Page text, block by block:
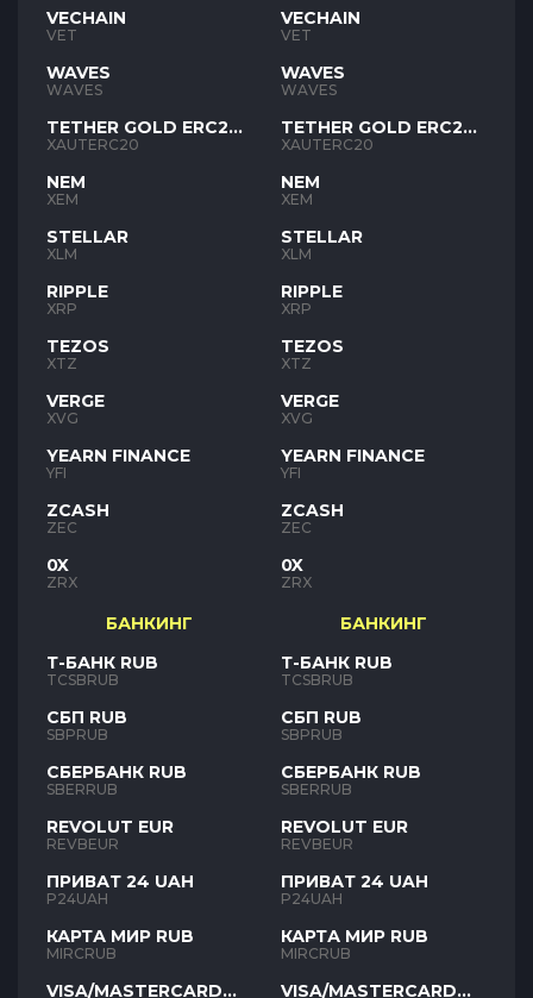
VECHAIN
VET
WAVES
WAVES
TETHER GOLD ERC20
XAUT
XAUTERC20
NEM
XEM
STELLAR
XLM
RIPPLE
XRP
TEZOS
XTZ
VERGE
XVG
YEARN FINANCE
YFI
ZCASH
ZEC
0X
ZRX
БАНКИНГ
Т-БАНК RUB
TCSBRUB
СБП RUB
SBPRUB
СБЕРБАНК RUB
SBERRUB
REVOLUT EUR
REVBEUR
ПРИВАТ 24 UAH
P24UAH
КАРТА МИР RUB
MIRCRUB
VISA/MASTERCARD
VECHAIN
VET
WAVES
WAVES
TETHER GOLD ERC20
XAUT
XAUTERC20
NEM
XEM
STELLAR
XLM
RIPPLE
XRP
TEZOS
XTZ
VERGE
XVG
YEARN FINANCE
YFI
ZCASH
ZEC
0X
ZRX
БАНКИНГ
Т-БАНК RUB
TCSBRUB
СБП RUB
SBPRUB
СБЕРБАНК RUB
SBERRUB
REVOLUT EUR
REVBEUR
ПРИВАТ 24 UAH
P24UAH
КАРТА МИР RUB
MIRCRUB
VISA/MASTERCARD